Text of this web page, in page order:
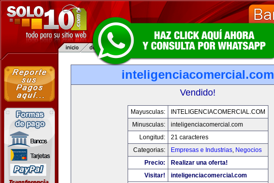
inteligenciacomercial.com
Vendido!
Mayusculas:
INTELIGENCIACOMERCIAL.COM
Minusculas:
inteligenciacomercial.com
Longitud:
21 caracteres
Categorias:
Empresas e Industrias, Negocios
Precio:
Realizar una oferta!
Visitar!
inteligenciacomercial.com